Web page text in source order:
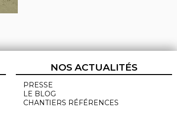
NOS ACTUALITÉS
PRESSE
LE BLOG
CHANTIERS RÉFÉRENCES